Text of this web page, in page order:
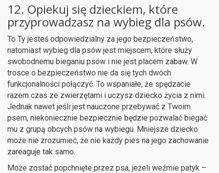
12. Opiekuj się dzieckiem, które
przyprowadzasz na wybieg dla psów.
To Ty jesteś odpowiedzialny za jego bezpieczeństwo,
natomiast wybieg dla psów jest miejscem, które służy
swobodnemu bieganiu psów i nie jest placem zabaw. W
trosce o bezpieczeństwo nie da się tych dwóch
funkcjonalności połączyć. To wspaniałe, że spędzacie
razem czas ze zwierzętami i uczysz dziecko życia z nimi.
Jednak nawet jeśli jest nauczone przebywać z Twoim
psem, niekoniecznie bezpiecznie będzie pozwalać biegać
mu z grupą obcych psów na wybiegu. Mniejsze dziecko
może nie zrozumieć, że nie każdy pies na jego zachowanie
zareaguje tak samo.
Może zostać popchnięte przez psa, jeżeli weźmie patyk –